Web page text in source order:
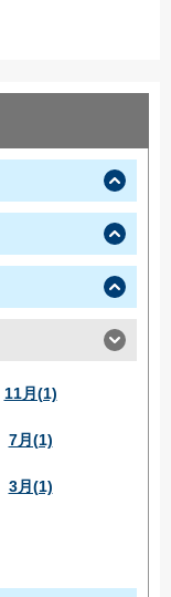
11月(1)
7月(1)
3月(1)